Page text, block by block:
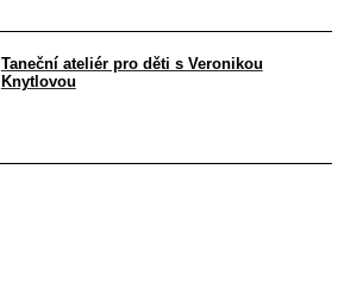
Taneční ateliér pro děti s Veronikou
Knytlovou